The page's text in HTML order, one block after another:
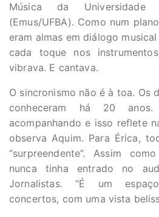
Música da
(Emus/UFBA). Como num
eram almas em diálogo
cada toque nos
vibrava. E cantava.
O sincronismo não é à toa. Os
conheceram há 20
acompanhando e isso reflete
observa Aquim. Para Érica,
“surpreendente”. Assim
nunca tinha entrado no
Jornalistas. “É um
concertos, com uma vista